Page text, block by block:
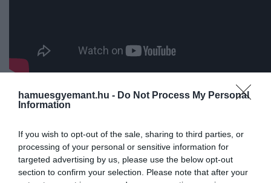
hamuesgyemant.hu - Do Not Process My Personal
Information
If you wish to opt-out of the sale, sharing to third parties, or
processing of your personal or sensitive information for
targeted advertising by us, please use the below opt-out
section to confirm your selection. Please note that after your
Lisa Flanagan, aki 12 éve gondozza a csigákat,
elmondta, hogy viselkedésük jelentősen eltér a
Teljesen ellentétesek a Új-